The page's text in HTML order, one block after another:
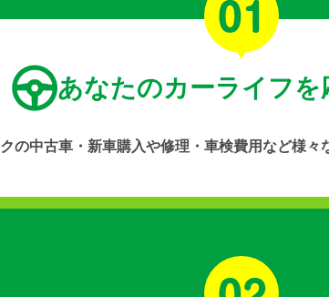
あなたのカーライフを
の中古車・新車購入や修理・車検費用など様々